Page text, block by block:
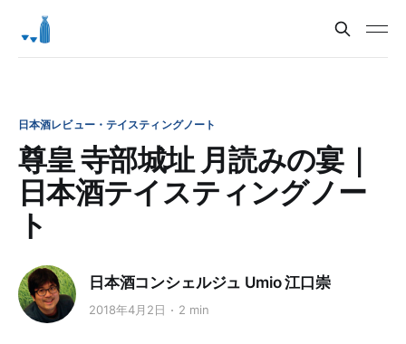
日本酒レビュー・テイスティングノート
尊皇 寺部城址 月読みの宴｜
日本酒テイスティングノー
ト
日本酒コンシェルジュ Umio 江口崇
2018年4月2日 2 min